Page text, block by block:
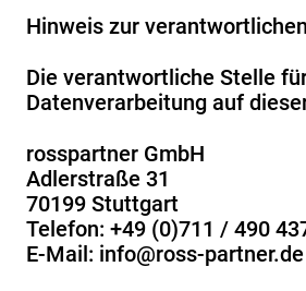
Hinweis zur
Die verantwortliche Stelle
Datenverarbeitung auf
rosspartner GmbH
Adlerstraße 31
70199 Stuttgart
Telefon: +49 (0)711 / 490
E-Mail: info@ross-partner.de